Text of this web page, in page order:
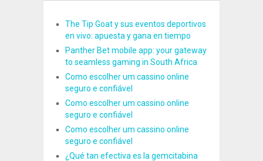
The Tip Goat y sus eventos deportivos
en vivo: apuesta y gana en tiempo
Panther Bet mobile app: your gateway
to seamless gaming in South Africa
Como escolher um cassino online
seguro e confiável
Como escolher um cassino online
seguro e confiável
Como escolher um cassino online
seguro e confiável
¿Qué tan efectiva es la gemcitabina